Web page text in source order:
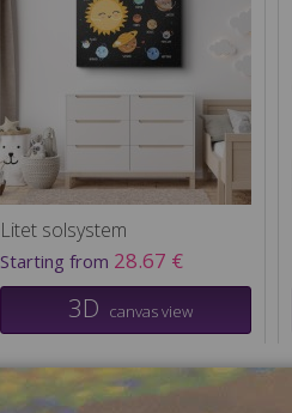
Litet solsystem
Starting from 28.67 €
3D canvas view